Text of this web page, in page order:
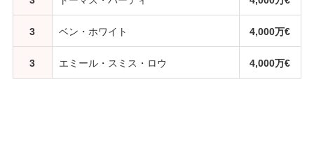
3 ベン・ホワイト 4,000万€
3 エミール・スミス・ロウ 4,000万€